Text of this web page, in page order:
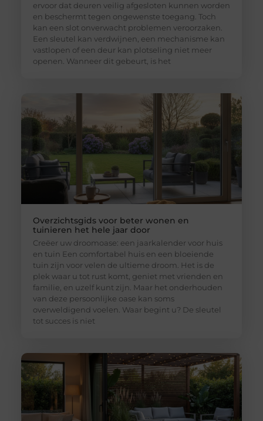
ervoor dat deuren veilig afgesloten kunnen worden
en beschermt tegen ongewenste toegang. Toch
kan een slot onverwacht problemen veroorzaken.
Een sleutel kan verdwijnen, een mechanisme kan
vastlopen of een deur kan plotseling niet meer
openen. Wanneer dit gebeurt, is het
Overzichtsgids voor beter wonen en
tuinieren het hele jaar door
Creëer uw droomoase: een jaarkalender voor huis
en tuin Een comfortabel huis en een bloeiende
tuin zijn voor velen de ultieme droom. Het is de
plek waar u tot rust komt, geniet met vrienden en
familie, en uzelf kunt zijn. Maar het onderhouden
van deze persoonlijke oase kan soms
overweldigend voelen. Waar begint u? De sleutel
tot succes is niet